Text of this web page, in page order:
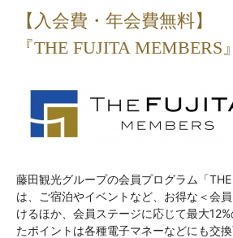
【入会費・年会費無料】
『THE FUJITA
藤田観光グループの会員プログラム「THE
は、ご宿泊やイベントなど、お得な＜会
けるほか、会員ステージに応じて最大
たポイントは各種電子マネーなどにも交